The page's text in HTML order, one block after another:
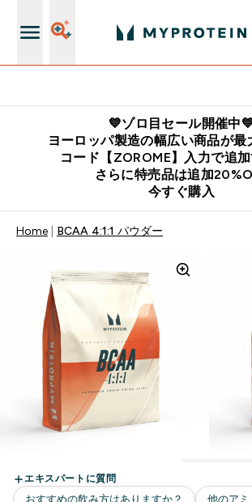
💙ゾロ目セール開催中
ヨーロッパ製造の幅広い商品が最
コード【ZOROME】入力で追
さらに特売品は追加
今すぐ購入
Home BCAA 4:1:1 パウダー